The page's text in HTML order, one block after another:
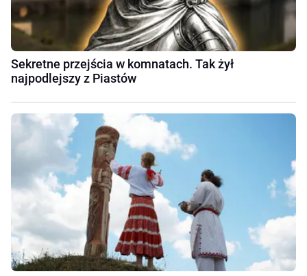
Sekretne przejścia w komnatach. Tak żył
najpodlejszy z Piastów